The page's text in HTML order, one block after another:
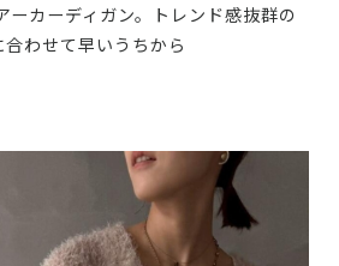
ーカーディガン。トレンド感抜群の
わせて早いうちから